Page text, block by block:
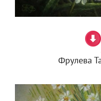
Фрулева